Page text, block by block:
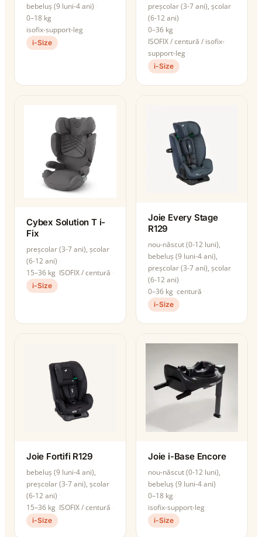
bebeluș (9 luni-4 ani)
0–18 kg
isofix-support-leg
i-Size
preșcolar (3-7 ani), școlar
(6-12 ani)
0–36 kg
ISOFIX / centură / isofix-
support-leg
i-Size
Cybex Solution T i-
Fix
preșcolar (3-7 ani), școlar
(6-12 ani)
15–36 kg ISOFIX / centură
i-Size
Joie Every Stage
R129
nou-născut (0-12 luni),
bebeluș (9 luni-4 ani),
preșcolar (3-7 ani), școlar
(6-12 ani)
0–36 kg centură
i-Size
Joie Fortifi R129
bebeluș (9 luni-4 ani),
preșcolar (3-7 ani), școlar
(6-12 ani)
15–36 kg ISOFIX / centură
i-Size
Joie i-Base Encore
nou-născut (0-12 luni),
bebeluș (9 luni-4 ani)
0–18 kg
isofix-support-leg
i-Size